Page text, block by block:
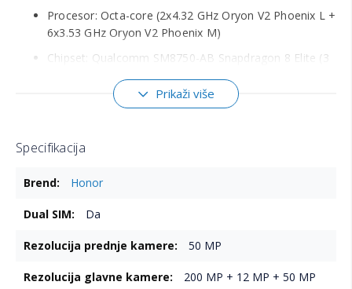
Procesor: Octa-core (2x4.32 GHz Oryon V2 Phoenix L +
6x3.53 GHz Oryon V2 Phoenix M)
Chipset: Qualcomm SM8750-AB Snapdragon 8 Elite (3
GPU: Adreno 830 (1200 MHz)
Interna memorija: 512 GB
Zadnja kamera: 200 MP + 50 MP + 12 MP
band, Wi-Fi Direct
Lossless, LHDC 5
Prikaži više
Specifikacija
informacijaHonor
Da
50 MP
200 MP + 12 MP + 50 MP